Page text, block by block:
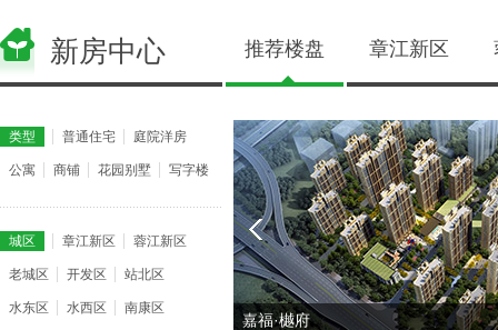
新房中心 推荐楼盘 章江新区
类型 普通住宅 庭院洋房
公寓 商铺 花园别墅 写字楼
城区 章江新区 蓉江新区
老城区 开发区 站北区
水东区 水西区 南康区
嘉福·樾府